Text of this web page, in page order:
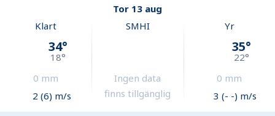
Tor 13 aug
Klart
34°
18°
0 mm
2 (6) m/s
SMHI
Ingen data
finns tillgänglig
Yr
35°
22°
0 mm
3 (- -) m/s